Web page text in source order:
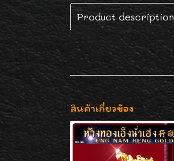
Product description
สินค้าเกี่ยวข้อง